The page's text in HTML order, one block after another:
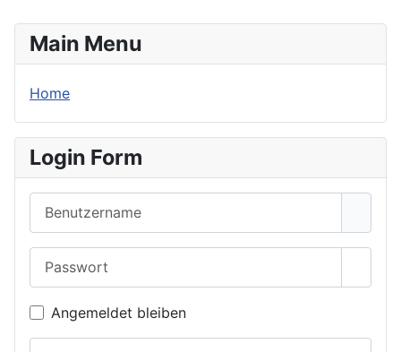
Main Menu
Home
Login Form
Angemeldet bleiben